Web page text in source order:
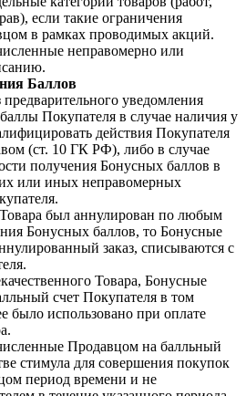
если такие ограничения
в рамках проводимых акций.
неправомерно или
Баллов
уведомления
Покупателя в случае наличия у
действия Покупателя
(ст. 10 ГК РФ), либо в случае
получения Бонусных баллов в
или иных неправомерных
Товара был аннулирован по любым
Бонусных баллов, то Бонусные
заказ, списываются с
Товара, Бонусные
счет Покупателя в том
было использовано при оплате
Продавцом на балльный
стимула для совершения покупок
период времени и не